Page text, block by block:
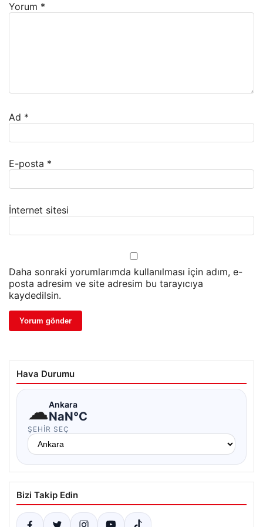
Yorum *
Ad *
E-posta *
İnternet sitesi
Daha sonraki yorumlarımda kullanılması için adım, e-
posta adresim ve site adresim bu tarayıcıya
kaydedilsin.
Hava Durumu
☁Ankara
NaN°C
ŞEHIR SEÇ
Bizi Takip Edin